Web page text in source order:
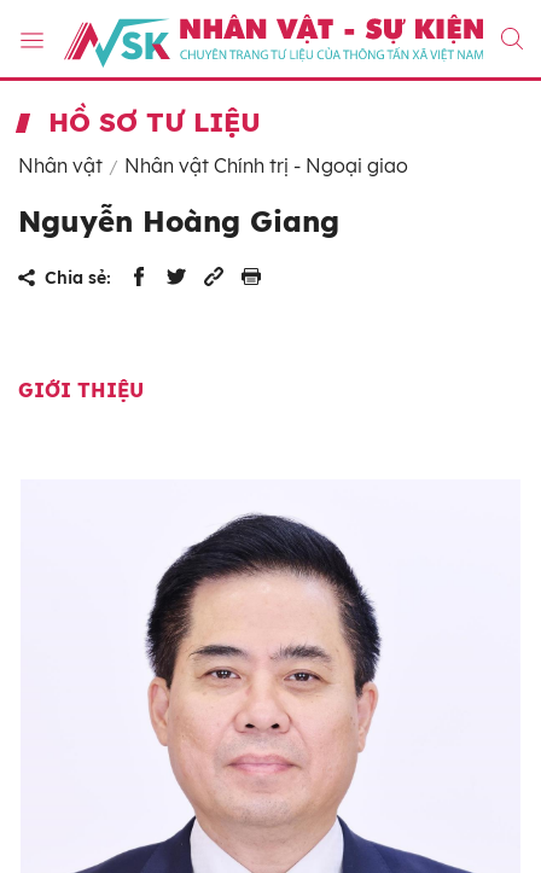
HỒ SƠ TƯ LIỆU
Nhân vật Nhân vật Chính trị - Ngoại giao
Nguyễn Hoàng Giang
Chia sẻ:
GIỚI THIỆU